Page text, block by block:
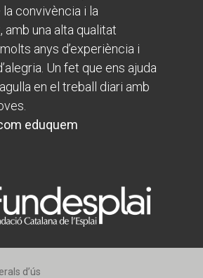
convivència i la
una alta qualitat
anys d’experiència i
Un fet que ens ajuda
en el treball diari amb
eduquem
d’ús